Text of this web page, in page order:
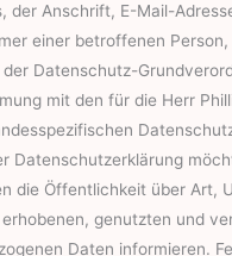
der Anschrift, E-Mail-
einer betroffenen
der Datenschutz-
mit den für die Herr
Datenschutzerklärung
die Öffentlichkeit über Art,
genutzten und
Daten informieren.